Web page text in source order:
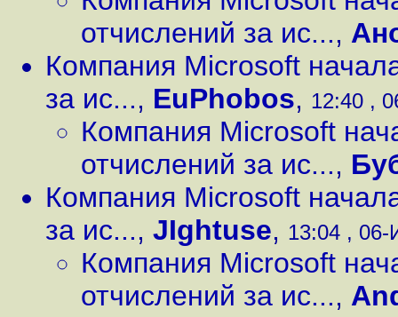
отчислений за ис...,
Компания Microsoft
за ис..., EuPhobos, 12:40 ,
Компания Microsoft
отчислений за ис...,
Компания Microsoft
за ис..., JIghtuse, 13:04 ,
Компания Microsoft
отчислений за ис...,